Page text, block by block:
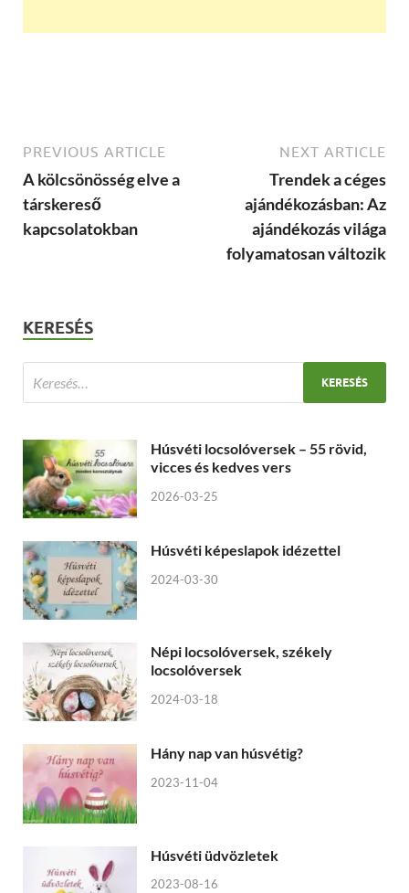
PREVIOUS ARTICLE
A kölcsönösség elve a
társkereső
kapcsolatokban
NEXT ARTICLE
Trendek a céges
ajándékozásban: Az
ajándékozás világa
folyamatosan változik
KERESÉS
Húsvéti locsolóversek – 55 rövid,
vicces és kedves vers
2026-03-25
Húsvéti képeslapok idézettel
2024-03-30
Népi locsolóversek, székely
locsolóversek
2024-03-18
Hány nap van húsvétig?
2023-11-04
Húsvéti üdvözletek
2023-08-16